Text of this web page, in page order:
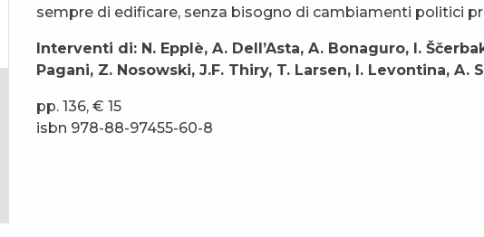
sempre di edificare, senza bisogno di cambiamenti politici
Interventi di: N. Epplè, A. Dell’Asta, A. Bonaguro, I.
Pagani, Z. Nosowski, J.F. Thiry, T. Larsen, I. Levontina, A.
pp. 136, € 15
isbn 978-88-97455-60-8